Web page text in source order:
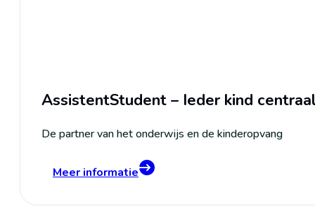
AssistentStudent – Ieder kind
De partner van het onderwijs en de kinderopvang
Meer informatie